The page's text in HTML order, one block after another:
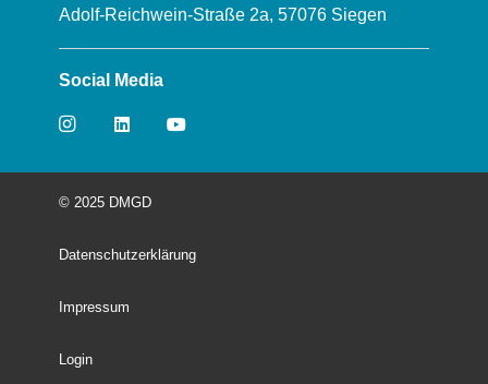
Adolf-Reichwein-Straße 2a, 57076 Siegen
Social Media
© 2025 DMGD
Datenschutzerklärung
Impressum
Login